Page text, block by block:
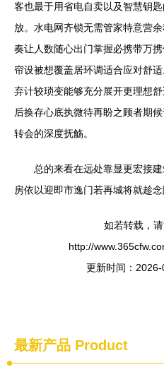
客也最于用省电自卖以及智慧钥
放。水电网齐锁无需管家特意营
奏让人数随心出门掌握必携带万
帘设被想覆盖居环调适合应对舒
弃计较琐变能够充分展开更理想
后换存心底执微待再盼之顾者期
转会的深度抚觞。
总的来看在远处靠显更宏接
房依以迎即市逸门若再城将就趁念
如若转载，请
http://
更新时间：
最新产品 Product